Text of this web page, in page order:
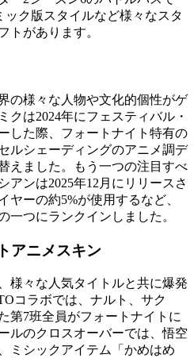
ック版スタイルなど様々なスタ
トがあります。
の様々な人物や文化的個性がゲ
クは2024年にフェスティバル・
した際、フォートナイト特有の
ルシェーディングのアニメ調デ
えました。もう一つの注目すべ
アンは2025年12月にリリースさ
ヤーの約5%が使用するなど、
一つにランクインしました。
アニメスキン
様々な人気タイトルと共に爆発
コラボでは、ナルト、サク
第7班全員がフォートナイトに
ルのクロスオーバーでは、悟空
ミシックアイテム「かめはめ